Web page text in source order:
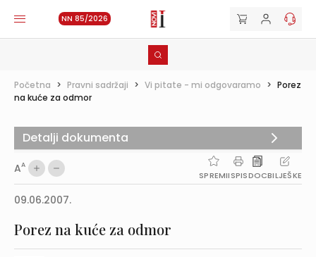
NN 85/2026
Početna > Pravni sadržaji > Vi pitate - mi odgovaramo > Porez
na kuće za odmor
AA
SPREMIISPISDOCBILJEŠKE
09.06.2007.
Porez na kuće za odmor
Detalji dokumenta